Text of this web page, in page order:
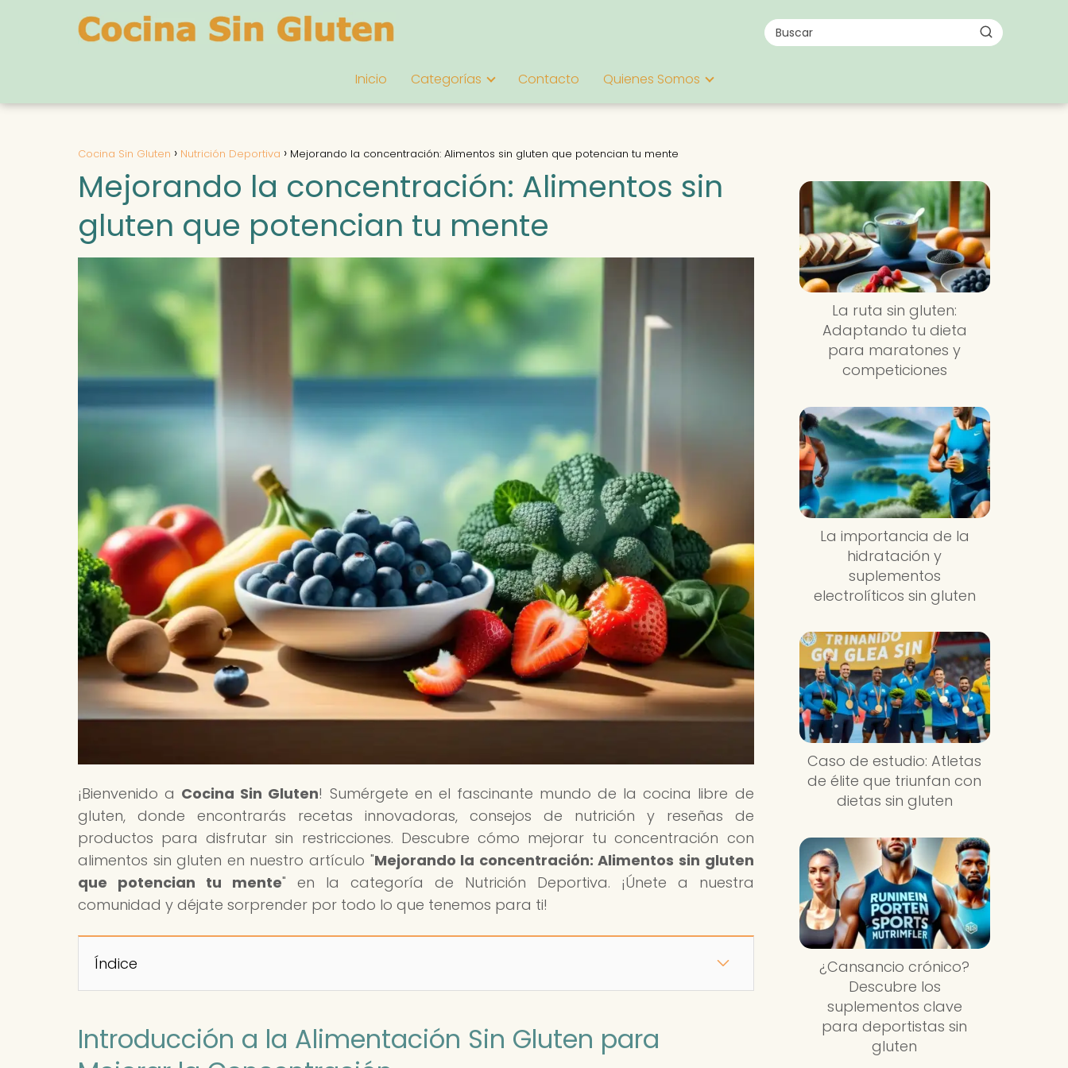
Inicio Categorías Contacto Quienes Somos
Cocina Sin Gluten Nutrición Deportiva Mejorando la concentración: Alimentos sin gluten que potencian tu mente
Mejorando la concentración: Alimentos sin
gluten que potencian tu mente
¡Bienvenido a Cocina Sin Gluten! Sumérgete en el fascinante mundo de la cocina libre de
gluten, donde encontrarás recetas innovadoras, consejos de nutrición y reseñas de
productos para disfrutar sin restricciones. Descubre cómo mejorar tu concentración con
alimentos sin gluten en nuestro artículo "Mejorando la concentración: Alimentos sin gluten
que potencian tu mente" en la categoría de Nutrición Deportiva. ¡Únete a nuestra
comunidad y déjate sorprender por todo lo que tenemos para ti!
Índice
Introducción a la Alimentación Sin Gluten para
La ruta sin gluten:
Adaptando tu dieta
para maratones y
competiciones
La importancia de la
hidratación y
suplementos
electrolíticos sin gluten
Caso de estudio: Atletas
de élite que triunfan con
dietas sin gluten
¿Cansancio crónico?
Descubre los
suplementos clave
para deportistas sin
gluten